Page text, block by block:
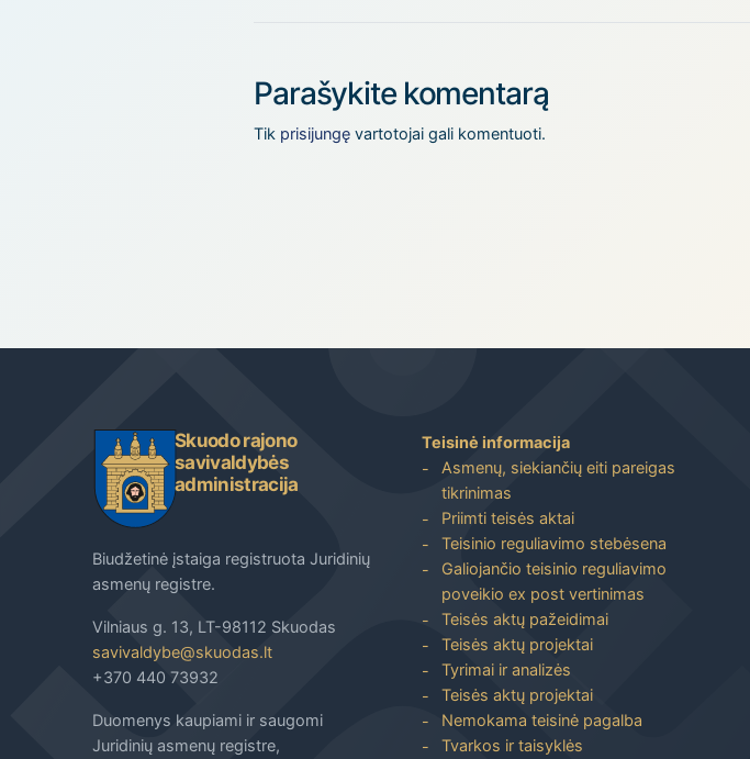
Parašykite komentarą
Tik prisijungę vartotojai gali komentuoti.
Skuodo rajono
savivaldybės
administracija
Biudžetinė įstaiga registruota Juridinių
asmenų registre.
Vilniaus g. 13, LT-98112 Skuodas
savivaldybe@skuodas.lt
+370 440 73932
Duomenys kaupiami ir saugomi
Juridinių asmenų registre,
Teisinė informacija
Asmenų, siekiančių eiti pareigas
tikrinimas
Priimti teisės aktai
Teisinio reguliavimo stebėsena
Galiojančio teisinio reguliavimo
poveikio ex post vertinimas
Teisės aktų pažeidimai
Teisės aktų projektai
Tyrimai ir analizės
Teisės aktų projektai
Nemokama teisinė pagalba
Tvarkos ir taisyklės